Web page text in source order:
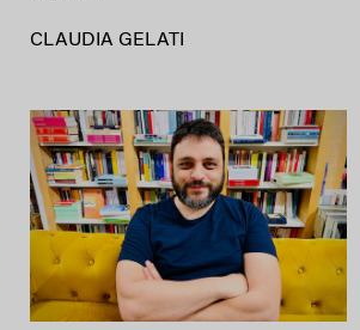
CLAUDIA GELATI